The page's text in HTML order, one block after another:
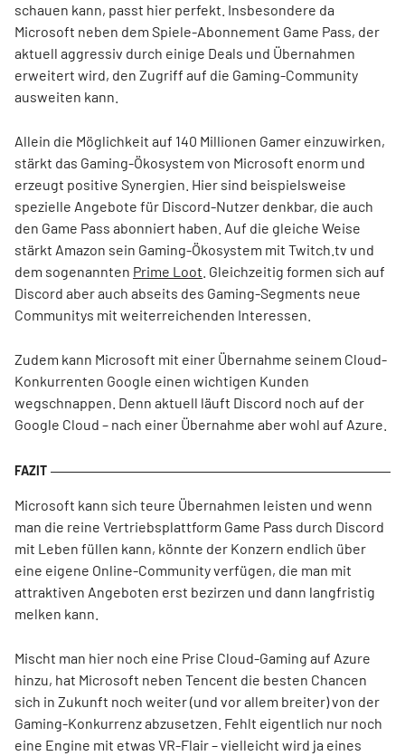
schauen kann, passt hier perfekt. Insbesondere da
Microsoft neben dem Spiele-Abonnement Game Pass, der
aktuell aggressiv durch einige Deals und Übernahmen
erweitert wird, den Zugriff auf die Gaming-Community
ausweiten kann.
Allein die Möglichkeit auf 140 Millionen Gamer einzuwirken,
stärkt das Gaming-Ökosystem von Microsoft enorm und
erzeugt positive Synergien. Hier sind beispielsweise
spezielle Angebote für Discord-Nutzer denkbar, die auch
den Game Pass abonniert haben. Auf die gleiche Weise
stärkt Amazon sein Gaming-Ökosystem mit Twitch.tv und
dem sogenannten Prime Loot . Gleichzeitig formen sich auf
Discord aber auch abseits des Gaming-Segments neue
Communitys mit weiterreichenden Interessen.
Zudem kann Microsoft mit einer Übernahme seinem Cloud-
Konkurrenten Google einen wichtigen Kunden
wegschnappen. Denn aktuell läuft Discord noch auf der
Google Cloud – nach einer Übernahme aber wohl auf Azure.
Microsoft kann sich teure Übernahmen leisten und wenn
man die reine Vertriebsplattform Game Pass durch Discord
mit Leben füllen kann, könnte der Konzern endlich über
eine eigene Online-Community verfügen, die man mit
attraktiven Angeboten erst bezirzen und dann langfristig
melken kann.
Mischt man hier noch eine Prise Cloud-Gaming auf Azure
hinzu, hat Microsoft neben Tencent die besten Chancen
sich in Zukunft noch weiter (und vor allem breiter) von der
Gaming-Konkurrenz abzusetzen. Fehlt eigentlich nur noch
eine Engine mit etwas VR-Flair – vielleicht wird ja eines